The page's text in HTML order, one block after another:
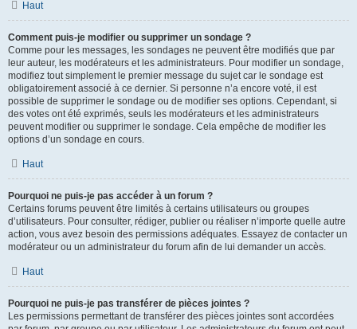
Haut
Comment puis-je modifier ou supprimer un sondage ?
Comme pour les messages, les sondages ne peuvent être modifiés que par
leur auteur, les modérateurs et les administrateurs. Pour modifier un sondage,
modifiez tout simplement le premier message du sujet car le sondage est
obligatoirement associé à ce dernier. Si personne n’a encore voté, il est
possible de supprimer le sondage ou de modifier ses options. Cependant, si
des votes ont été exprimés, seuls les modérateurs et les administrateurs
peuvent modifier ou supprimer le sondage. Cela empêche de modifier les
options d’un sondage en cours.
Haut
Pourquoi ne puis-je pas accéder à un forum ?
Certains forums peuvent être limités à certains utilisateurs ou groupes
d’utilisateurs. Pour consulter, rédiger, publier ou réaliser n’importe quelle autre
action, vous avez besoin des permissions adéquates. Essayez de contacter un
modérateur ou un administrateur du forum afin de lui demander un accès.
Haut
Pourquoi ne puis-je pas transférer de pièces jointes ?
Les permissions permettant de transférer des pièces jointes sont accordées